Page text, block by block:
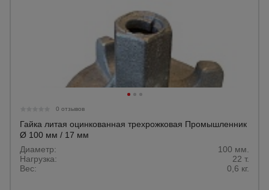
0 отзывов
Гайка литая оцинкованная трехрожковая Промышленник
Ø 100 мм / 17 мм
Диаметр:
100 мм.
Нагрузка:
22 т.
Вес:
0,6 кг.